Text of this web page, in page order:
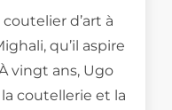
d’art à
qu’il aspire
vingt ans, Ugo
coutellerie et la